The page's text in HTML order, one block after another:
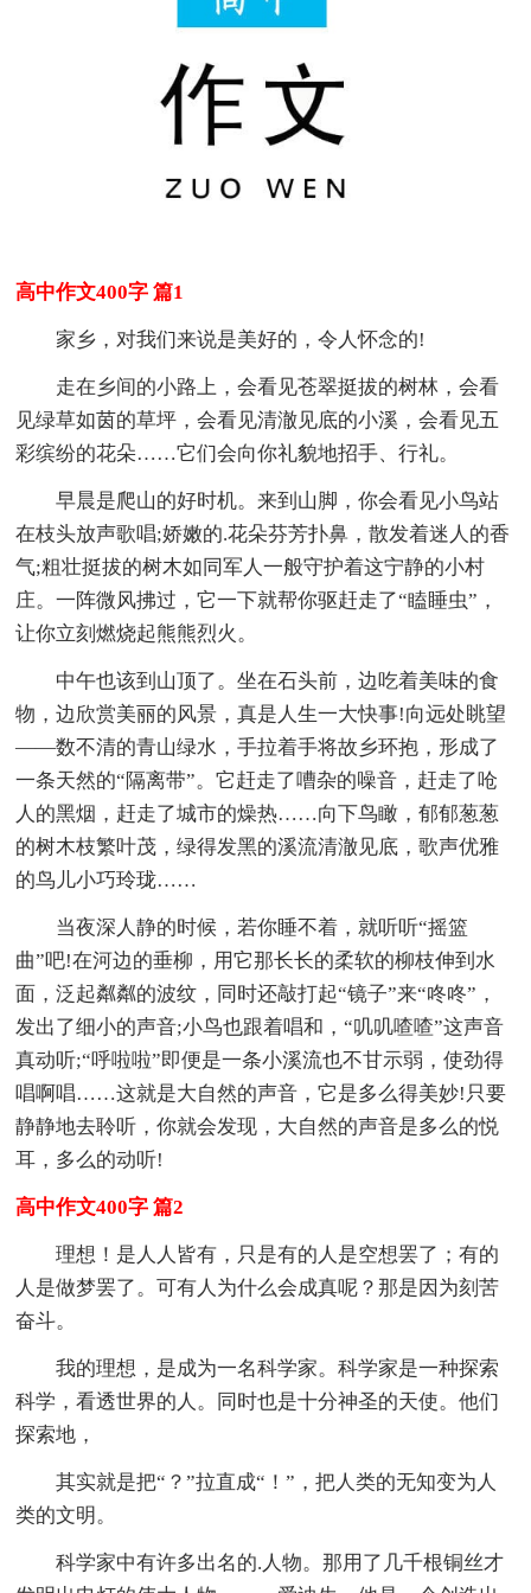
高中作文400字 篇1
家乡，对我们来说是美好的，令人怀念的!
走在乡间的小路上，会看见苍翠挺拔的树林，会看
见绿草如茵的草坪，会看见清澈见底的小溪，会看见五
彩缤纷的花朵……它们会向你礼貌地招手、行礼。
早晨是爬山的好时机。来到山脚，你会看见小鸟站
在枝头放声歌唱;娇嫩的.花朵芬芳扑鼻，散发着迷人的香
气;粗壮挺拔的树木如同军人一般守护着这宁静的小村
庄。一阵微风拂过，它一下就帮你驱赶走了“瞌睡虫”，
让你立刻燃烧起熊熊烈火。
中午也该到山顶了。坐在石头前，边吃着美味的食
物，边欣赏美丽的风景，真是人生一大快事!向远处眺望
——数不清的青山绿水，手拉着手将故乡环抱，形成了
一条天然的“隔离带”。它赶走了嘈杂的噪音，赶走了呛
人的黑烟，赶走了城市的燥热……向下鸟瞰，郁郁葱葱
的树木枝繁叶茂，绿得发黑的溪流清澈见底，歌声优雅
的鸟儿小巧玲珑……
当夜深人静的时候，若你睡不着，就听听“摇篮
曲”吧!在河边的垂柳，用它那长长的柔软的柳枝伸到水
面，泛起粼粼的波纹，同时还敲打起“镜子”来“咚咚”，
发出了细小的声音;小鸟也跟着唱和，“叽叽喳喳”这声音
真动听;“呼啦啦”即便是一条小溪流也不甘示弱，使劲得
唱啊唱……这就是大自然的声音，它是多么得美妙!只要
静静地去聆听，你就会发现，大自然的声音是多么的悦
耳，多么的动听!
高中作文400字 篇2
理想！是人人皆有，只是有的人是空想罢了；有的
人是做梦罢了。可有人为什么会成真呢？那是因为刻苦
奋斗。
我的理想，是成为一名科学家。科学家是一种探索
科学，看透世界的人。同时也是十分神圣的天使。他们
探索地，
其实就是把“？”拉直成“！”，把人类的无知变为人
类的文明。
科学家中有许多出名的.人物。那用了几千根铜丝才